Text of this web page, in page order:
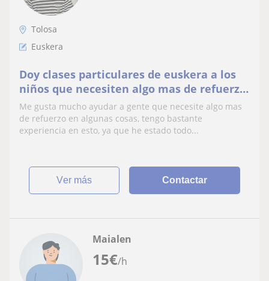
Tolosa
Euskera
Doy clases particulares de euskera a los
niños que necesiten algo mas de refuerzo
para aprenderlo de lo que tienen en sus
clases
Me gusta mucho ayudar a gente que necesite algo mas
de refuerzo en algunas cosas, tengo bastante
experiencia en esto, ya que he estado todo...
ver más Contactar
15€/h
Maialen